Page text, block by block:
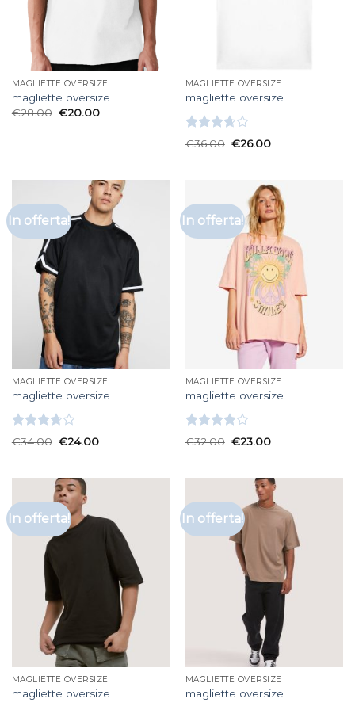
MAGLIETTE OVERSIZE
magliette oversize
€28.00 €20.00
MAGLIETTE OVERSIZE
magliette oversize
Valutato
€36.00 €26.00
In offerta!
MAGLIETTE OVERSIZE
magliette oversize
Valutato
€34.00 €24.00
In offerta!
MAGLIETTE OVERSIZE
magliette oversize
Valutato
€32.00 €23.00
In offerta!
MAGLIETTE OVERSIZE
magliette oversize
In offerta!
MAGLIETTE OVERSIZE
magliette oversize